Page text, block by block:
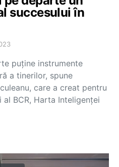
succesului în
puține instrumente
a tinerilor, spune
care a creat pentru
BCR, Harta Inteligenței